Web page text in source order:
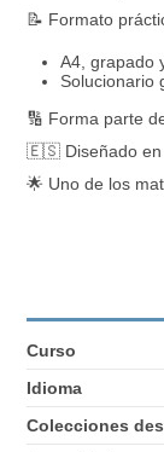
📝 Formato
A4, grapado
Solucionario
🔢 Forma parte
🇪🇸 Diseñado en
🌟 Uno de los
Curso
Idioma
Colecciones